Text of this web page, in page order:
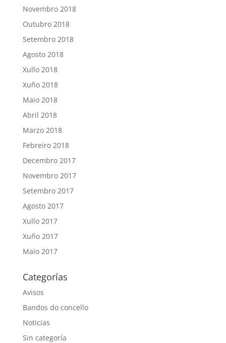
Novembro 2018
Outubro 2018
Setembro 2018
Agosto 2018
Xullo 2018
Xuño 2018
Maio 2018
Abril 2018
Marzo 2018
Febreiro 2018
Decembro 2017
Novembro 2017
Setembro 2017
Agosto 2017
Xullo 2017
Xuño 2017
Maio 2017
Categorías
Avisos
Bandos do concello
Noticias
Sin categoría